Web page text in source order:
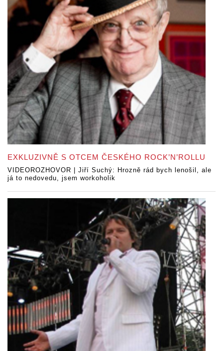
EXKLUZIVNĚ S OTCEM ČESKÉHO ROCK’N’ROLLU
VIDEOROZHOVOR | Jiří Suchý: Hrozně rád bych lenošil, ale
já to nedovedu, jsem workoholik